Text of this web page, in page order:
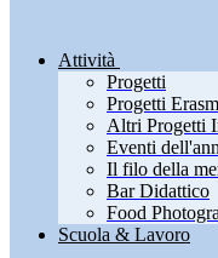
Attività
Progetti
Progetti
Altri Progetti
Eventi
Il filo della
Bar Didattico
Food
Scuola & Lavoro